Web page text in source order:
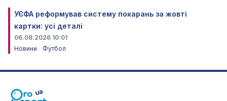
УЄФА реформував систему покарань за жовті
картки: усі деталі
06.08.2026 10:01
Новини
Футбол